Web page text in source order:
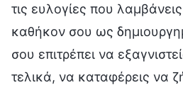
τις ευλογίες που
καθήκον σου ως
σου επιτρέπει να
τελικά, να καταφέρεις να